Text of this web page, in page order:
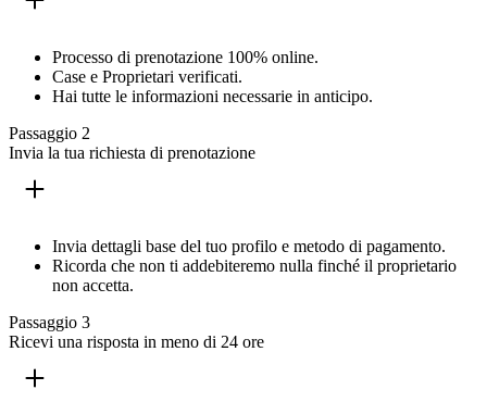
Processo di prenotazione 100% online.
Case e Proprietari verificati.
Hai tutte le informazioni necessarie in anticipo.
Passaggio 2
Invia la tua richiesta di prenotazione
Invia dettagli base del tuo profilo e metodo di pagamento.
Ricorda che non ti addebiteremo nulla finché il proprietario
non accetta.
Passaggio 3
Ricevi una risposta in meno di 24 ore